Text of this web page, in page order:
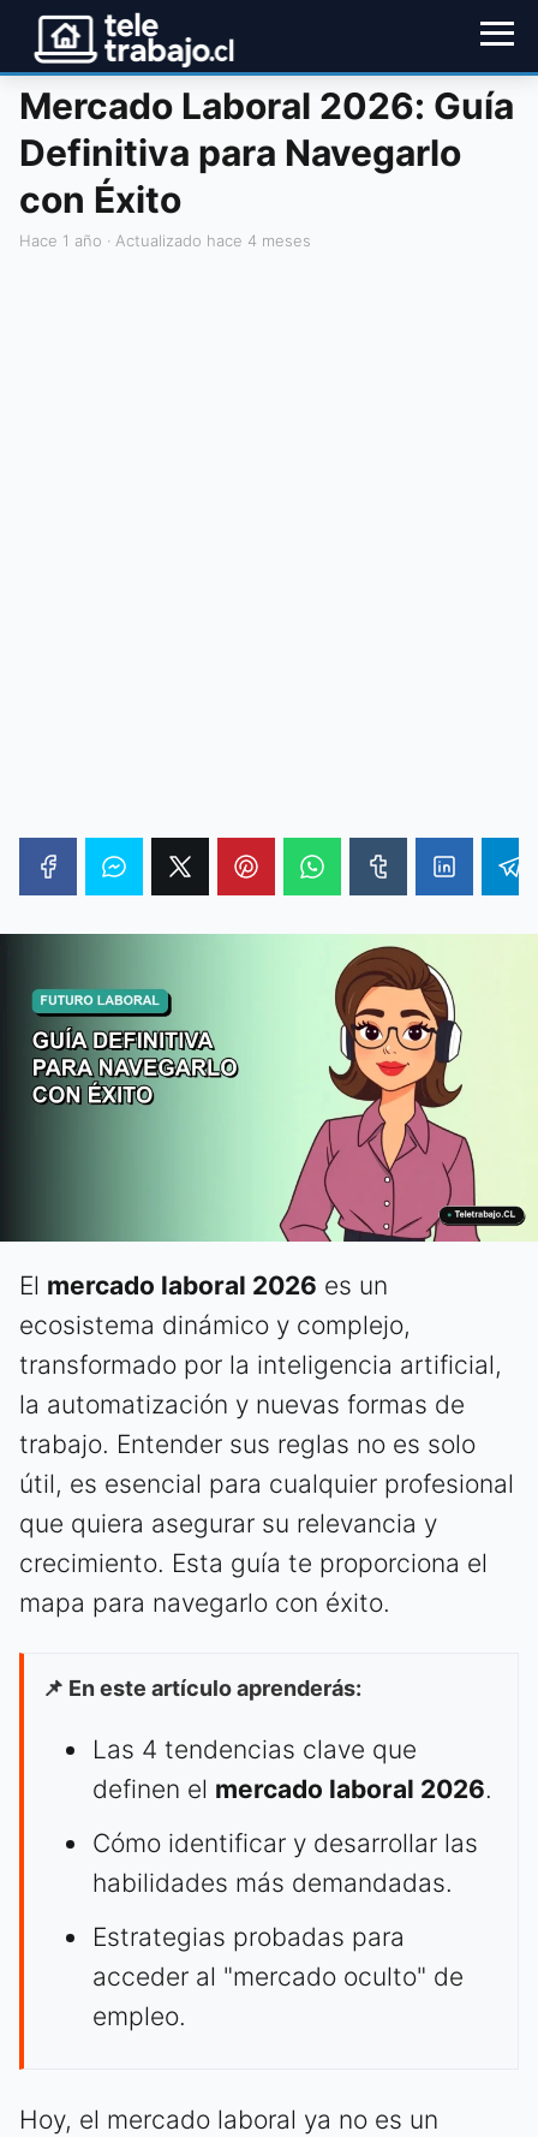
Mercado Laboral 2026: Guía
Definitiva para Navegarlo
con Éxito
hace 1 año · Actualizado hace 4 meses
El mercado laboral 2026 es un
ecosistema dinámico y complejo,
transformado por la inteligencia artificial,
la automatización y nuevas formas de
trabajo. Entender sus reglas no es solo
útil, es esencial para cualquier profesional
que quiera asegurar su relevancia y
crecimiento. Esta guía te proporciona el
mapa para navegarlo con éxito.
📌 En este artículo aprenderás:
Las 4 tendencias clave que
definen el mercado laboral 2026.
Cómo identificar y desarrollar las
habilidades más demandadas.
Estrategias probadas para
acceder al "mercado oculto" de
empleo.
Hoy, el mercado laboral ya no es un